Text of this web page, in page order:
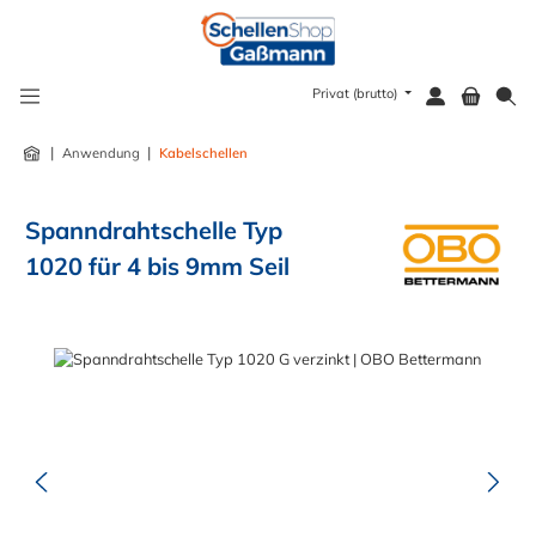
Privat (brutto)
| Anwendung | Kabelschellen
Spanndrahtschelle Typ
1020 für 4 bis 9mm Seil
Bildergalerie überspringen